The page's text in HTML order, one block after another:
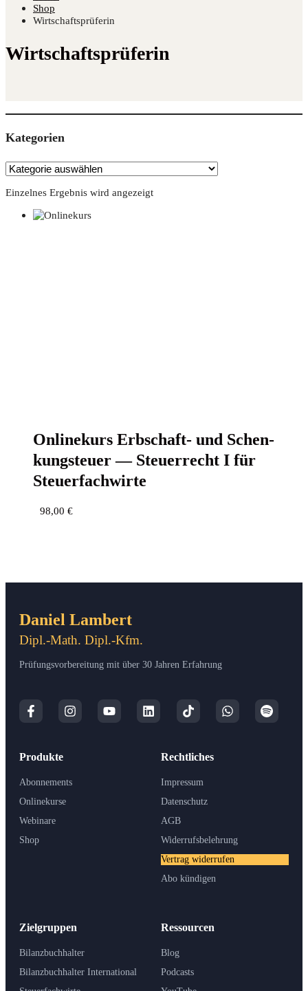
Shop
Wirtschaftsprüferin
Wirtschaftsprüferin
Kate­go­rien
Einzelnes Ergebnis wird angezeigt
Online­kurs Erb­schaft- und Schen­
kung­steu­er — Steu­er­recht I für
Steuerfachwirte
98,00 €
Daniel Lambert
Dipl.-Math. Dipl.-Kfm.
Prüfungsvorbereitung mit über 30 Jahren Erfahrung
Produkte
Abonnements
Onlinekurse
Webinare
Shop
Zielgruppen
Bilanzbuchhalter
Bilanzbuchhalter International
Ressourcen
Blog
Podcasts
Rechtliches
Impressum
Datenschutz
AGB
Widerrufsbelehrung
Vertrag widerrufen
Abo kündigen